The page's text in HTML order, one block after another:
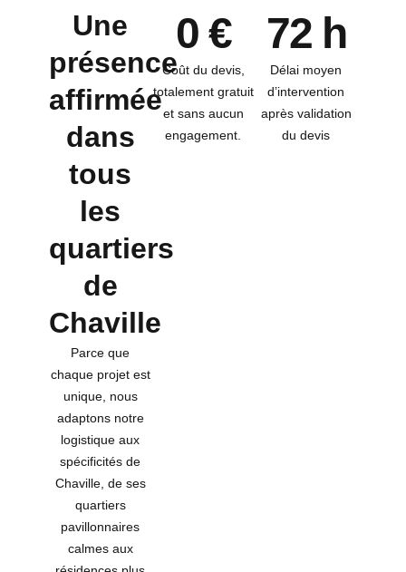
Une
présence
affirmée
dans
tous
les
quartiers
de
Chaville
Parce que
chaque projet est
unique, nous
adaptons notre
logistique aux
spécificités de
Chaville, de ses
quartiers
pavillonnaires
calmes aux
0 €
Coût du devis,
totalement gratuit
et sans aucun
engagement.
72 h
Délai moyen
d’intervention
après validation
du devis